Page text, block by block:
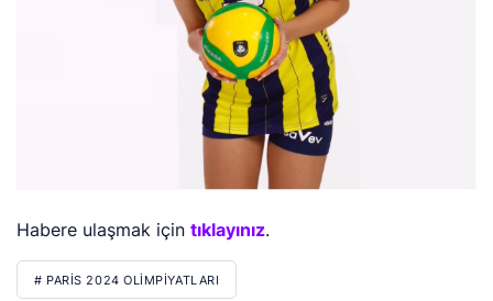
Habere ulaşmak içintıklayınız.
# PARIS 2024 OLIMPIYATLARI